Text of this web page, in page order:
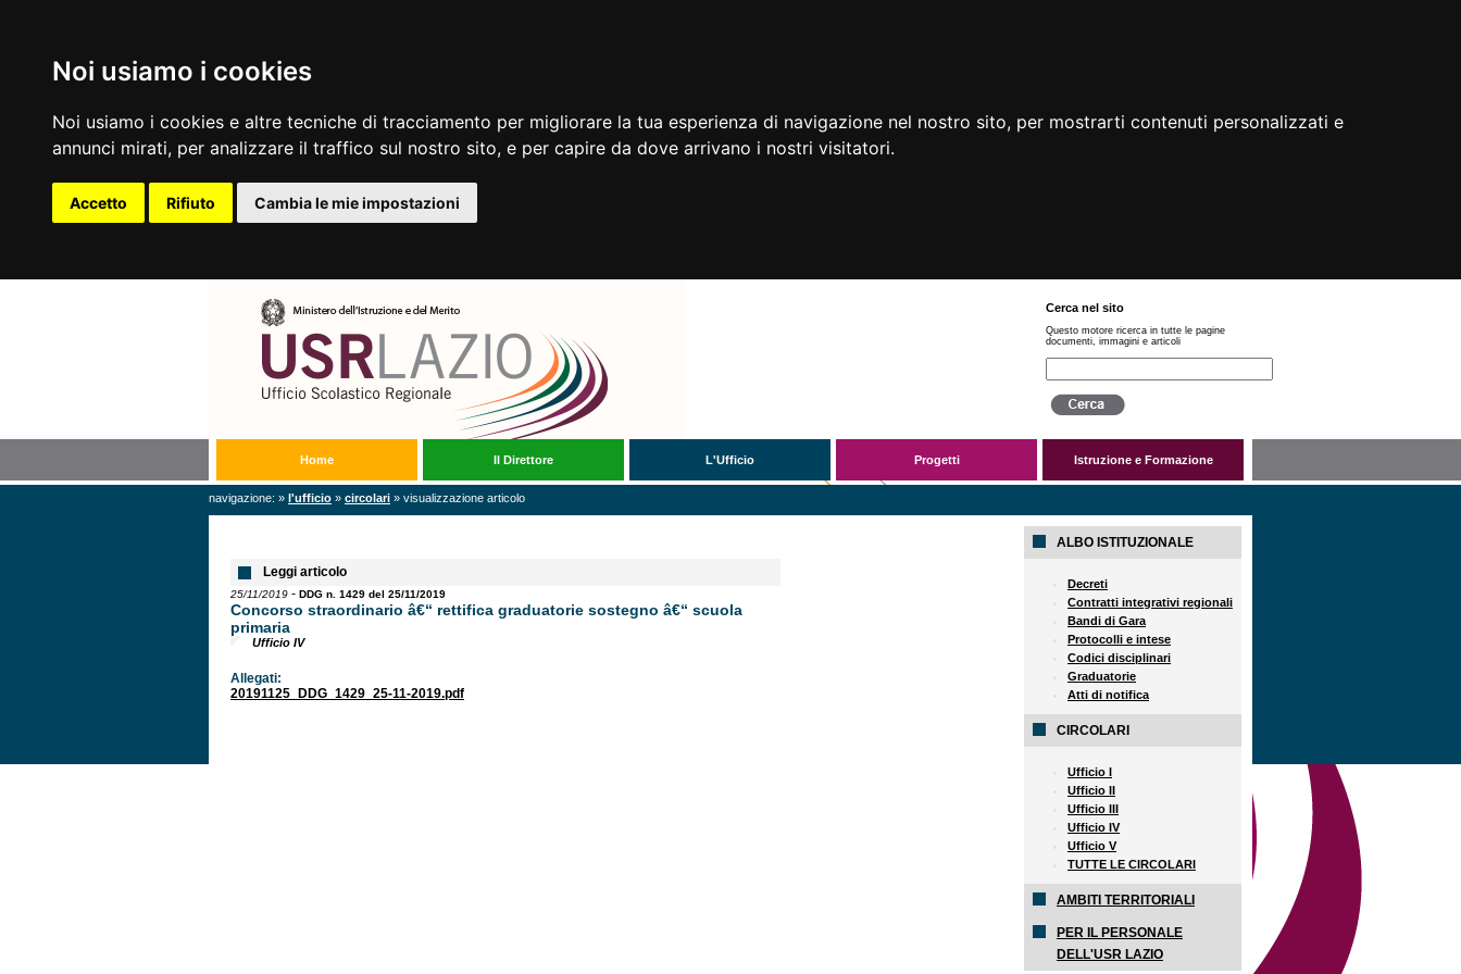
Noi usiamo i cookies
Noi usiamo i cookies e altre tecniche di tracciamento per migliorare la tua esperienza di navigazione nel nostro sito, per mostrarti contenuti personalizzati e
annunci mirati, per analizzare il traffico sul nostro sito, e per capire da dove arrivano i nostri visitatori.
Accetto Rifiuto Cambia le mie impostazioni
Cerca nel sito
Questo motore ricerca in tutte le pagine
documenti, immagini e articoli
Home Il Direttore L'Ufficio Progetti Istruzione e Formazione
navigazione: » l'ufficio » circolari » visualizzazione articolo
Leggi articolo
25/11/2019 - DDG n. 1429 del 25/11/2019
Concorso straordinario â€“ rettifica graduatorie sostegno â€“ scuola
primaria
Ufficio IV
Allegati:
20191125_DDG_1429_25-11-2019.pdf
ALBO ISTITUZIONALE
Decreti
Contratti integrativi regionali
Bandi di Gara
Protocolli e intese
Codici disciplinari
Graduatorie
Atti di notifica
CIRCOLARI
Ufficio I
Ufficio II
Ufficio III
Ufficio IV
Ufficio V
TUTTE LE CIRCOLARI
AMBITI TERRITORIALI
PER IL PERSONALE
DELL'USR LAZIO